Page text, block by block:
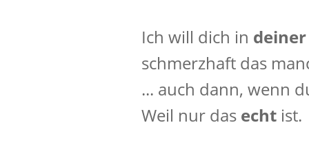
Ich will dich in
schmerzhaft das
... auch dann, wenn
Weil nur das echt ist.